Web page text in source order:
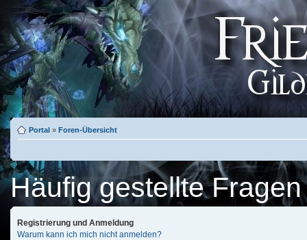
Portal » Foren-Übersicht
Häufig gestellte Fragen
Registrierung und Anmeldung
Warum kann ich mich nicht anmelden?